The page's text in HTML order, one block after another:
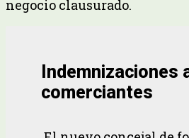
negocio clausurado.
Indemnizaciones
comerciantes